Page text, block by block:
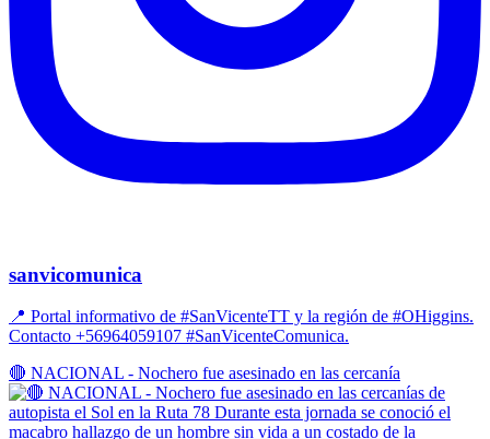
sanvicomunica
📍 Portal informativo de #SanVicenteTT y la región de #OHiggins.
Contacto +56964059107 #SanVicenteComunica.
🔴 NACIONAL - Nochero fue asesinado en las cercanía